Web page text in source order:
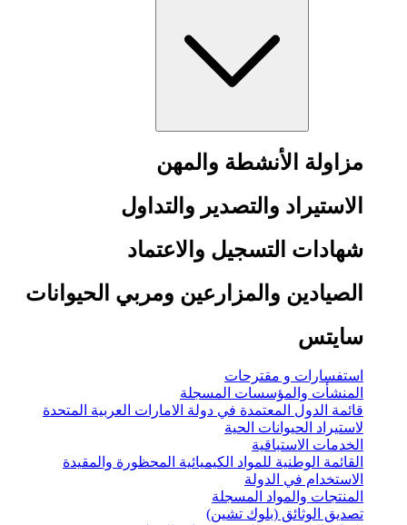
مزاولة الأنشطة والمهن
الاستيراد والتصدير والتداول
شهادات التسجيل والاعتماد
الصيادين والمزارعين ومربي الحيوانات
سايتس
استفسارات و مقترحات
المنشأت والمؤسسات المسجلة
قائمة الدول المعتمدة في دولة الامارات العربية المتحدة
لاستيراد الحيوانات الحية
الخدمات الاستباقية
القائمة الوطنية للمواد الكيميائية المحظورة والمقيدة
الاستخدام في الدولة
المنتجات والمواد المسجلة
تصديق الوثائق (بلوك تشين)